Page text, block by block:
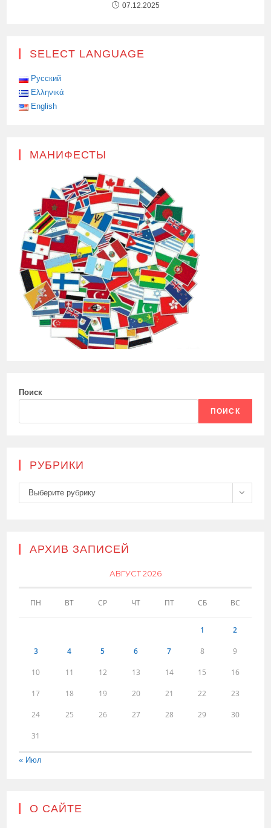
07.12.2025
SELECT LANGUAGE
Русский
Ελληνικά
English
МАНИФЕСТЫ
Поиск
ПОИСК
РУБРИКИ
Рубрики
Выберите рубрику
АРХИВ ЗАПИСЕЙ
АВГУСТ 2026
ПН ВТ СР ЧТ ПТ СБ ВС
1 2
3 4 5 6 7 8 9
10 11 12 13 14 15 16
17 18 19 20 21 22 23
24 25 26 27 28 29 30
31
« Июл
О САЙТЕ